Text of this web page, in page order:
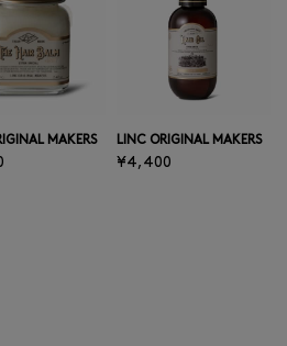
MAKERS LINC ORIGINAL MAKERS
¥4,400